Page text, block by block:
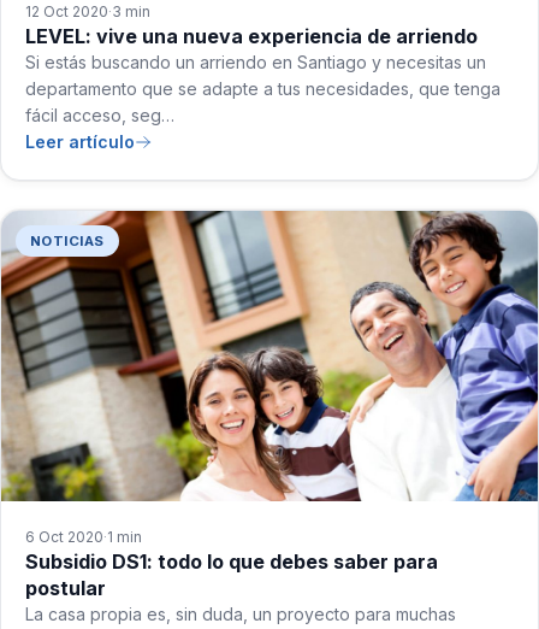
12 Oct 2020·3 min
LEVEL: vive una nueva experiencia de arriendo
Si estás buscando un arriendo en Santiago y necesitas un
departamento que se adapte a tus necesidades, que tenga
fácil acceso, seg…
Leer artículo
NOTICIAS
6 Oct 2020·1 min
Subsidio DS1: todo lo que debes saber para
postular
La casa propia es, sin duda, un proyecto para muchas